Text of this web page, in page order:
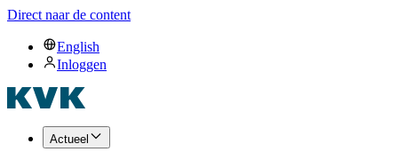
Direct naar de content
English
Inloggen
Actueel